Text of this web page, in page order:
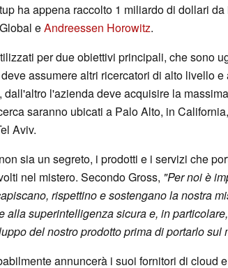
ha appena raccolto 1 miliardo di dollari da
eAndreessen Horowitz.
per due obiettivi principali, che sono
assumere altri ricercatori di alto livello
l'azienda deve acquisire la
saranno ubicati a Palo Alto, in
Aviv.
sia un segreto, i prodotti e i servizi che
nel mistero. Secondo Gross, "Per noi è
rispettino e sostengano la nostra
alla superintelligenza sicura e, in
del nostro prodotto prima di portarlo sul
annuncerà i suoi fornitori di cloud